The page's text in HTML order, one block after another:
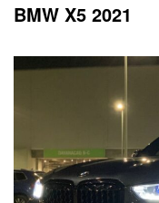
BMW X5 2021